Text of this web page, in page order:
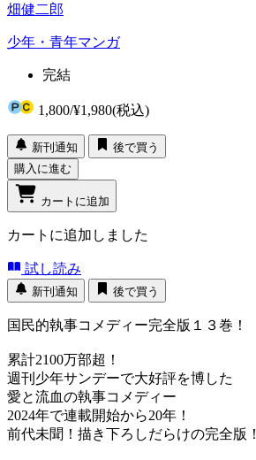
畑健二郎
少年・青年マンガ
完結
1,800/¥1,980(税込)
新刊通知
後で買う
購入に進む
カートに追加
カートに追加しました
試し読み
新刊通知 後で買う
国民的執事コメディー完全版１３巻！
累計2100万部超！
週刊少年サンデーで大好評を博した
愛と流血の執事コメディー
2024年で連載開始から20年！
前代未聞！描き下ろしだらけの完全版！